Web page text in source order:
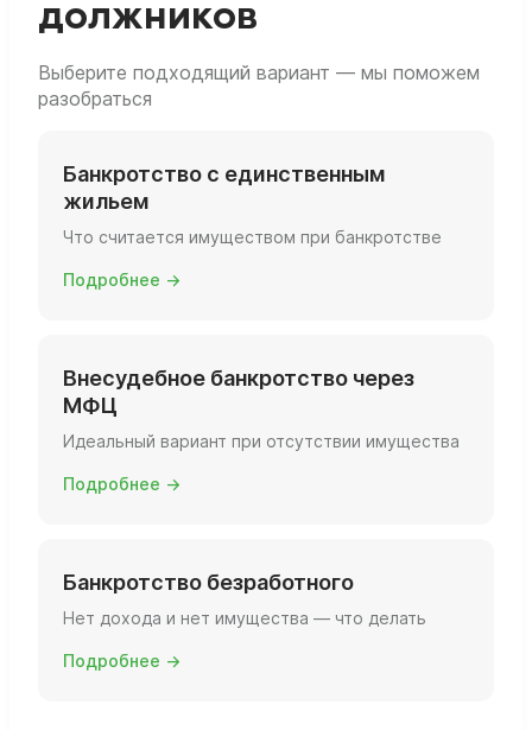
должников
Выберите подходящий вариант — мы поможем
разобраться
Банкротство с единственным
жильем
Что считается имуществом при банкротстве
Подробнее →
Внесудебное банкротство через
МФЦ
Идеальный вариант при отсутствии имущества
Подробнее →
Банкротство безработного
Нет дохода и нет имущества — что делать
Подробнее →